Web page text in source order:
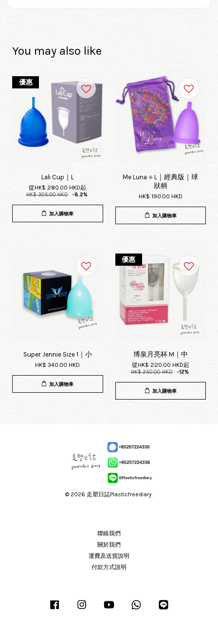
You may also like
優惠
Lali Cup｜L
從HK$ 280.00 HKD起
HK$ 305.00 HKD -8.2%
加入購物車
Me Luna ⟡ L｜經典版｜球
狀柄
HK$ 190.00 HKD
加入購物車
Super Jennie Size 1｜小
HK$ 340.00 HKD
加入購物車
優惠
博泉月亮杯 M｜中
從HK$ 220.00 HKD起
HK$ 250.00 HKD -12%
加入購物車
© 2026 走塑日誌Plasticfreediary.
聯絡我們
關於我們
運費及送貨說明
付款方式說明
Facebook Instagram YouTube Whatsapp